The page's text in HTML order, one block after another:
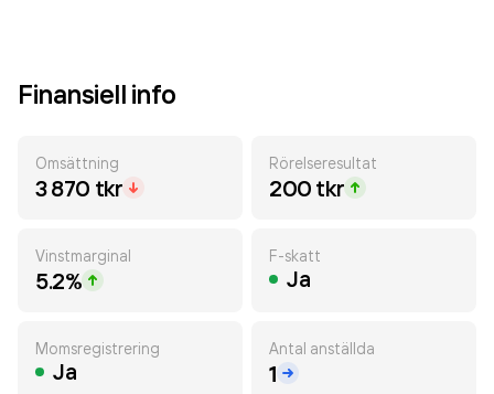
Finansiell info
Omsättning
3 870 tkr
Rörelseresultat
200 tkr
Vinstmarginal
5.2%
F-skatt
Ja
Momsregistrering
Ja
Antal anställda
1